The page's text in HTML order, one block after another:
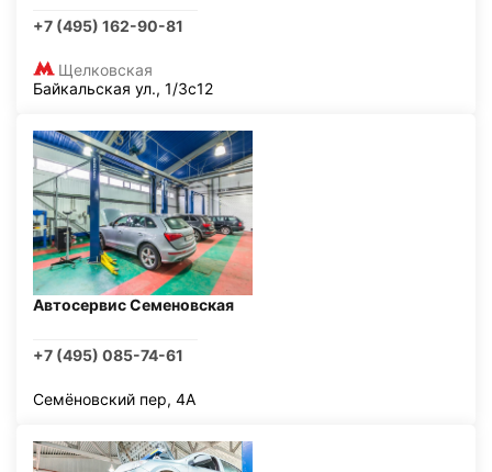
+7 (495) 162-90-81
Щелковская
Байкальская ул., 1/3с12
Автосервис Семеновская
+7 (495) 085-74-61
Семёновский пер, 4А